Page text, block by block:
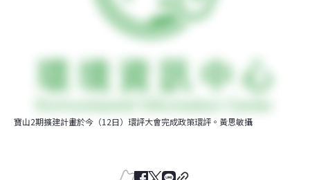
寶山2期擴建計畫於今（12日）環評大會完成政策環評。黃思敏攝